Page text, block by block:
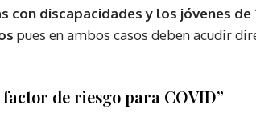
con discapacidades y los jóvenes
pues en ambos casos deben acudir
factor de riesgo para COVID”